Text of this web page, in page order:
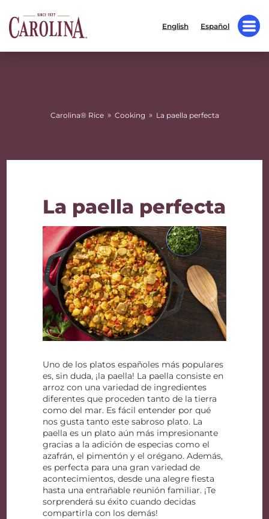
English Español
Carolina® Rice » Cooking » La paella perfecta
La paella perfecta
Uno de los platos españoles más populares
es, sin duda, ¡la paella! La paella consiste en
arroz con una variedad de ingredientes
diferentes que proceden tanto de la tierra
como del mar. Es fácil entender por qué
nos gusta tanto este sabroso plato. La
paella es un plato aún más impresionante
gracias a la adición de especias como el
azafrán, el pimentón y el orégano. Además,
es perfecta para una gran variedad de
acontecimientos, desde una alegre fiesta
hasta una entrañable reunión familiar. ¡Te
sorprenderá su éxito cuando decidas
compartirla con los demás!